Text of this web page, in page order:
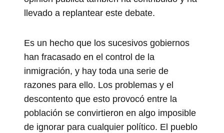
llevado a replantear este debate.
Es un hecho que los sucesivos gobiernos
han fracasado en el control de la
inmigración, y hay toda una serie de
razones para ello. Los problemas y el
descontento que esto provocó entre la
población se convirtieron en algo imposible
de ignorar para cualquier político. El pueblo